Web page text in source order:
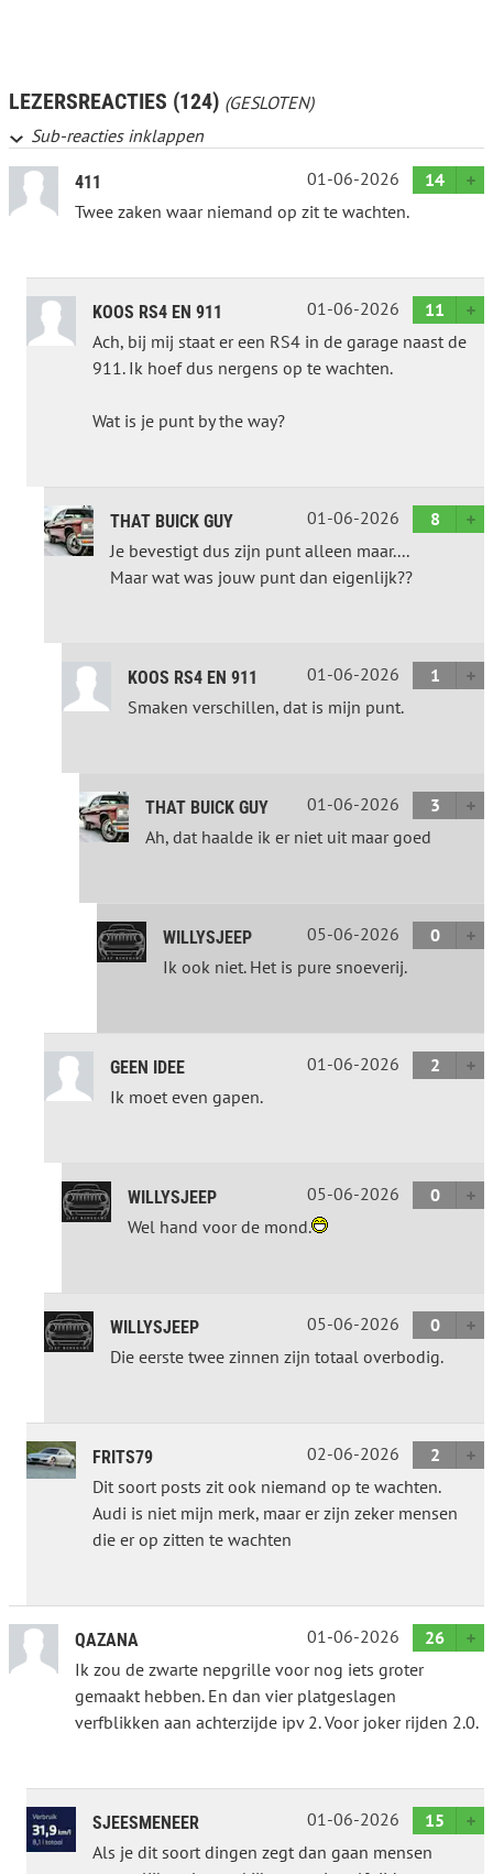
LEZERSREACTIES (124) (GESLOTEN)
Sub-reacties inklappen
411 01-06-2026
14
Twee zaken waar niemand op zit te wachten.
KOOS RS4 EN 911 01-06-2026
11
Ach, bij mij staat er een RS4 in de garage naast de
911. Ik hoef dus nergens op te wachten.
Wat is je punt by the way?
THAT BUICK GUY 01-06-2026
8
Je bevestigt dus zijn punt alleen maar....
Maar wat was jouw punt dan eigenlijk??
KOOS RS4 EN 911 01-06-2026
1
Smaken verschillen, dat is mijn punt.
THAT BUICK GUY 01-06-2026
3
Ah, dat haalde ik er niet uit maar goed
WILLYSJEEP 05-06-2026
0
Ik ook niet. Het is pure snoeverij.
GEEN IDEE 01-06-2026
2
Ik moet even gapen.
WILLYSJEEP 05-06-2026
0
Wel hand voor de mond.
WILLYSJEEP 05-06-2026
0
Die eerste twee zinnen zijn totaal overbodig.
FRITS79 02-06-2026
2
Dit soort posts zit ook niemand op te wachten.
Audi is niet mijn merk, maar er zijn zeker mensen
die er op zitten te wachten
QAZANA 01-06-2026
26
Ik zou de zwarte nepgrille voor nog iets groter
gemaakt hebben. En dan vier platgeslagen
verfblikken aan achterzijde ipv 2. Voor joker rijden 2.0.
SJEESMENEER 01-06-2026
15
Als je dit soort dingen zegt dan gaan mensen